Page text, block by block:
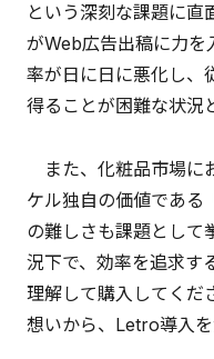
という深刻な課題に直
がWeb広告出稿に力を
率が日に日に悪化し、
得ることが困難な状況
また、化粧品市場に
ケル独自の価値である
の難しさも課題として
況下で、効率を追求す
理解して購入してくだ
想いから、Letro導入を